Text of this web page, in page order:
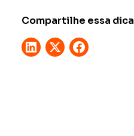
Compartilhe essa dica